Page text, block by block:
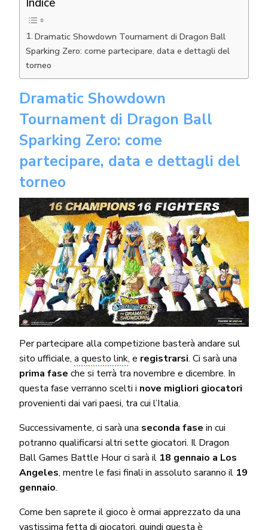
Dramatic Showdown Tournament di Dragon Ball
Sparking Zero: come partecipare, data e dettagli del
torneo
Dramatic Showdown
Tournament di Dragon Ball
Sparking Zero: come
partecipare, data e dettagli del
torneo
Per partecipare alla competizione basterà andare sul
sito ufficiale, a questo link, e registrarsi. Ci sarà una
prima fase che si terrà tra novembre e dicembre. In
questa fase verranno scelti i nove migliori giocatori
provenienti dai vari paesi, tra cui l’Italia.
Successivamente, ci sarà una seconda fase in cui
potranno qualificarsi altri sette giocatori. Il Dragon
Ball Games Battle Hour ci sarà il 18 gennaio a Los
Angeles, mentre le fasi finali in assoluto saranno il 19
gennaio.
Come ben saprete il gioco è ormai apprezzato da una
vastissima fetta di giocatori, quindi questa è